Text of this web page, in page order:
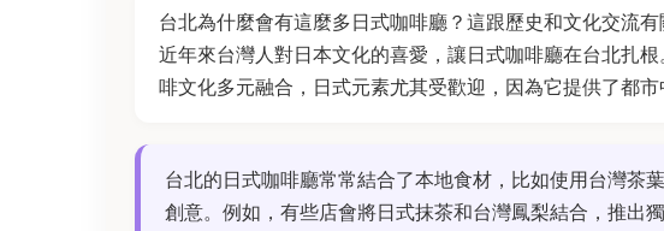
台北為什麼會有這麼多日式咖啡廳？這跟歷史和文化交流
近年來台灣人對日本文化的喜愛，讓日式咖啡廳在台北扎
啡文化多元融合，日式元素尤其受歡迎，因為它提供了都市
台北的日式咖啡廳常常結合了本地食材，比如使用台灣茶
創意。例如，有些店會將日式抹茶和台灣鳳梨結合，推出